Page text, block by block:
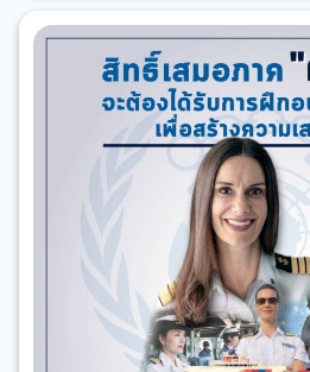
ทำความเย็นที่ใหญ่ที่สุดในแถบทะเลเมดิ
ด่วนสรุปไปว่ามีดีแค่ผลไม้ (ซึ่งถ้าจริงค
ท่าเรือแห่งนี้ยังเป็นเทอร์มินัลระดับเวิ
คาร์โกทุกประเภท และเมื่อไม่นานนี้ยังไ
ใหม่ที่ชื่อ Vado Gateway APM
จัดการท่าเรือแห่งนี้ ร่วมกับ…